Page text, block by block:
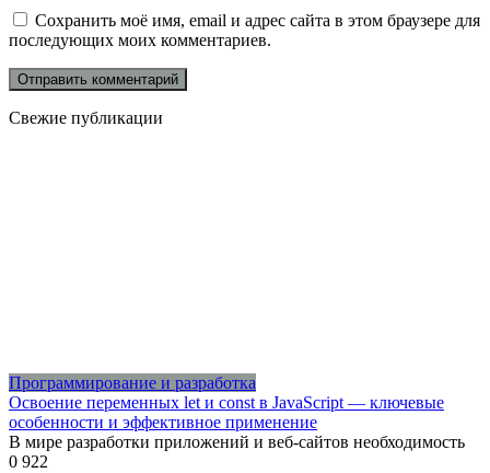
Сохранить моё имя, email и адрес сайта в этом браузере для
последующих моих комментариев.
Свежие публикации
Программирование и разработка
Освоение переменных let и const в JavaScript — ключевые
особенности и эффективное применение
В мире разработки приложений и веб-сайтов необходимость
0 922